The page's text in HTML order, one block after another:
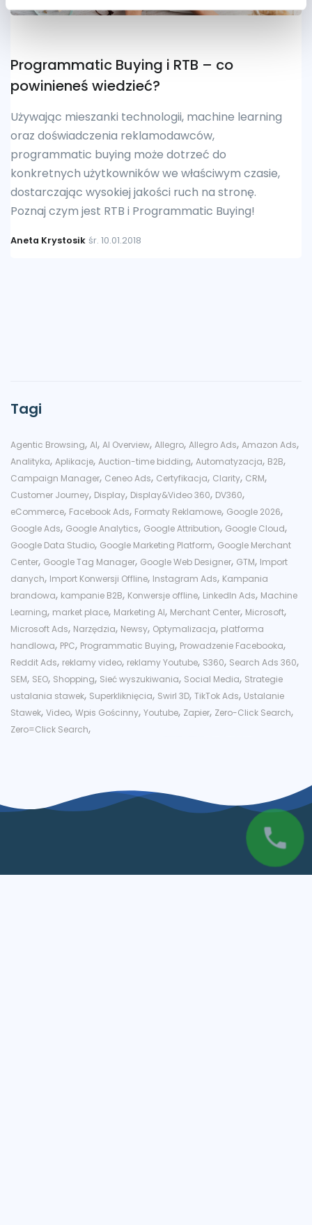
Programmatic Buying i RTB – co
powinieneś wiedzieć?
Używając mieszanki technologii, machine learning
oraz doświadczenia reklamodawców,
programmatic buying może dotrzeć do
konkretnych użytkowników we właściwym czasie,
dostarczając wysokiej jakości ruch na stronę.
Poznaj czym jest RTB i Programmatic Buying!
Aneta Krystosik śr. 10.01.2018
Tagi
Agentic Browsing, AI, AI Overview, Allegro, Allegro Ads, Amazon Ads,
Analityka, Aplikacje, Auction-time bidding, Automatyzacja, B2B,
Campaign Manager, Ceneo Ads, Certyfikacja, Clarity, CRM,
Customer Journey, Display, Display&Video 360, DV360,
eCommerce, Facebook Ads, Formaty Reklamowe, Google 2026,
Google Ads, Google Analytics, Google Attribution, Google Cloud,
Google Data Studio, Google Marketing Platform, Google Merchant
Center, Google Tag Manager, Google Web Designer, GTM, Import
danych, Import Konwersji Offline, Instagram Ads, Kampania
brandowa, kampanie B2B, Konwersje offline, LinkedIn Ads, Machine
Learning, market place, Marketing AI, Merchant Center, Microsoft,
Microsoft Ads, Narzędzia, Newsy, Optymalizacja, platforma
handlowa, PPC, Programmatic Buying, Prowadzenie Facebooka,
Reddit Ads, reklamy video, reklamy Youtube, S360, Search Ads 360,
SEM, SEO, Shopping, Sieć wyszukiwania, Social Media, Strategie
ustalania stawek, Superkliknięcia, Swirl 3D, TikTok Ads, Ustalanie
Stawek, Video, Wpis Gościnny, Youtube, Zapier, Zero-Click Search,
Zero=Click Search,